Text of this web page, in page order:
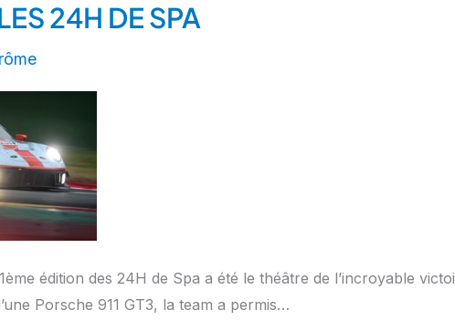
24H DE SPA
édition des 24H de Spa a été le théâtre de l’incroyable
Porsche 911 GT3, la team a permis…